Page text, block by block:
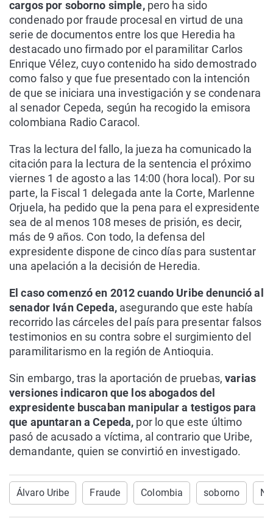
cargos por soborno simple,pero ha sido
condenado por fraude procesal en virtud de una
serie de documentos entre los que Heredia ha
destacado uno firmado por el paramilitar Carlos
Enrique Vélez, cuyo contenido ha sido demostrado
como falso y que fue presentado con la intención
de que se iniciara una investigación y se condenara
al senador Cepeda, según ha recogido la emisora
colombiana Radio Caracol.
Tras la lectura del fallo, la jueza ha comunicado la
citación para la lectura de la sentencia el próximo
viernes 1 de agosto a las 14:00 (hora local). Por su
parte, la Fiscal 1 delegada ante la Corte, Marlenne
Orjuela, ha pedido que la pena para el expresidente
sea de al menos 108 meses de prisión, es decir,
más de 9 años. Con todo, la defensa del
expresidente dispone de cinco días para sustentar
una apelación a la decisión de Heredia.
El caso comenzó en 2012 cuando Uribe denunció al
senador Iván Cepeda, asegurando que este había
recorrido las cárceles del país para presentar falsos
testimonios en su contra sobre el surgimiento del
paramilitarismo en la región de Antioquia.
Sin embargo, tras la aportación de pruebas, varias
versiones indicaron que los abogados del
expresidente buscaban manipular a testigos para
que apuntaran a Cepeda, por lo que este último
pasó de acusado a víctima, al contrario que Uribe,
demandante, quien se convirtió en investigado.
Álvaro Uribe Fraude Colombia soborno